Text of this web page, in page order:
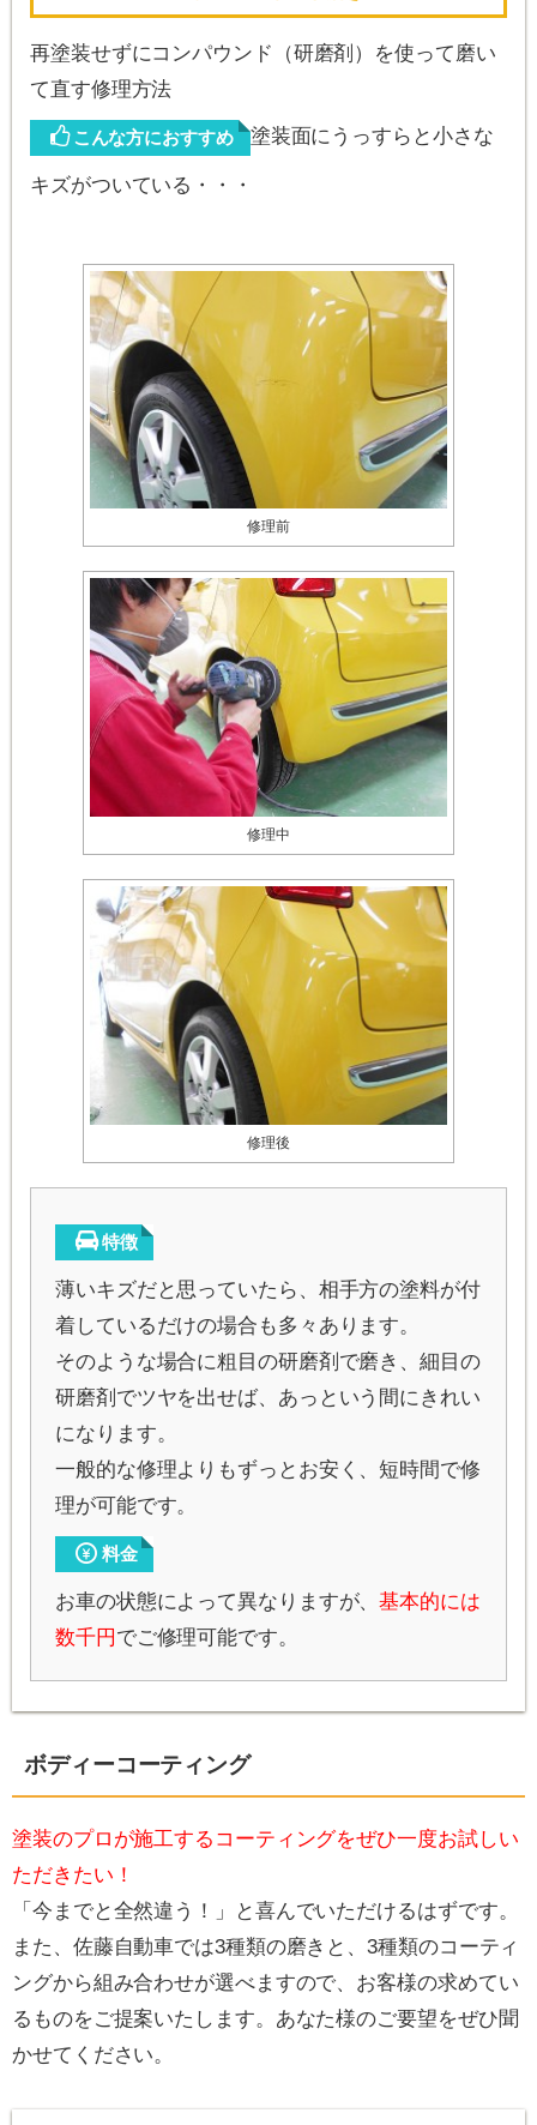
再塗装せずにコンパウンド（研磨剤）を使って磨い
て直す修理方法
こんな方におすすめ 塗装面にうっすらと小さな
キズがついている・・・
修理前
修理中
修理後
特徴
薄いキズだと思っていたら、相手方の塗料が付
着しているだけの場合も多々あります。
そのような場合に粗目の研磨剤で磨き、細目の
研磨剤でツヤを出せば、あっという間にきれい
になります。
一般的な修理よりもずっとお安く、短時間で修
理が可能です。
料金
お車の状態によって異なりますが、基本的には
数千円 でご修理可能です。
ボディーコーティング
塗装のプロが施工するコーティングをぜひ一度お試しい
ただきたい！
「今までと全然違う！」と喜んでいただけるはずです。
また、佐藤自動車では3種類の磨きと、3種類のコーティ
ングから組み合わせが選べますので、お客様の求めてい
るものをご提案いたします。あなた様のご要望をぜひ聞
かせてください。